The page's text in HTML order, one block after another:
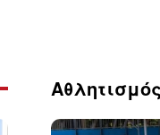
Αθλητισμός